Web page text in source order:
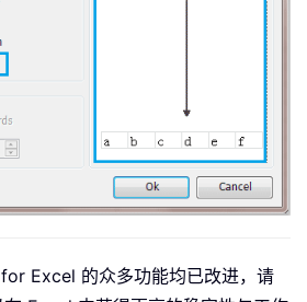
Excel 的众多功能均已改进，请